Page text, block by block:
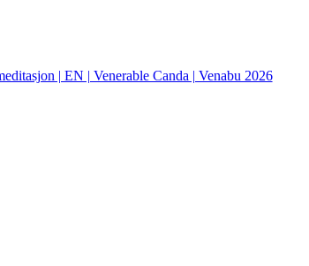
| EN | Venerable Canda | Venabu 2026